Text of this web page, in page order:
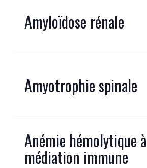
Amyloïdose rénale
Amyotrophie spinale
Anémie hémolytique à
médiation immune